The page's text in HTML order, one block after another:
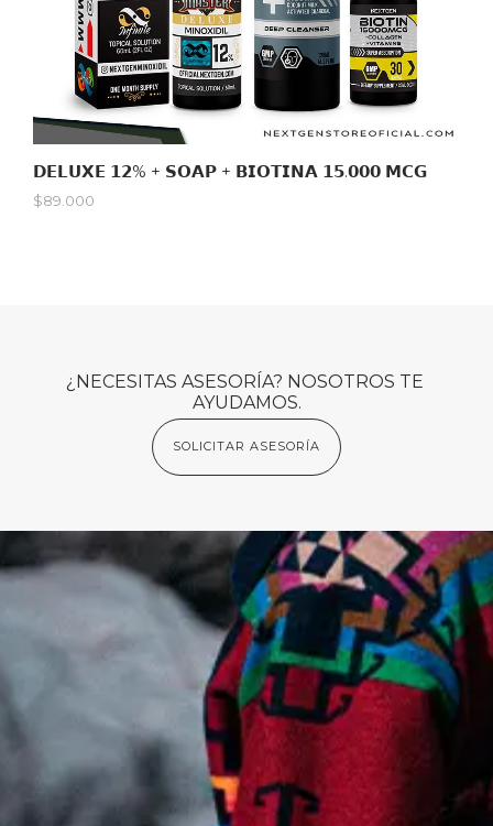
𝗗𝗘𝗟𝗨𝗫𝗘 𝟭𝟮% + 𝗦𝗢𝗔𝗣 + 𝗕𝗜𝗢𝗧𝗜𝗡𝗔 𝟭𝟱.𝟬𝟬𝟬 𝗠𝗖𝗚
$89.000
¿NECESITAS ASESORÍA? NOSOTROS TE
AYUDAMOS.
SOLICITAR ASESORÍA